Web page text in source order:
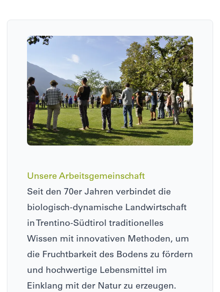
Unsere Arbeitsgemeinschaft
Seit den 70er Jahren verbindet die
biologisch-dynamische Landwirtschaft
in Trentino-Südtirol traditionelles
Wissen mit innovativen Methoden, um
die Fruchtbarkeit des Bodens zu fördern
und hochwertige Lebensmittel im
Einklang mit der Natur zu erzeugen.​